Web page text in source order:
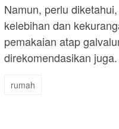
Namun, perlu
kelebihan dan
pemakaian atap
direkomendasikan juga.
rumah